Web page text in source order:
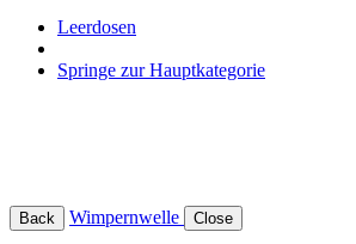
Leerdosen
Springe zur Hauptkategorie
Back Wimpernwelle Close